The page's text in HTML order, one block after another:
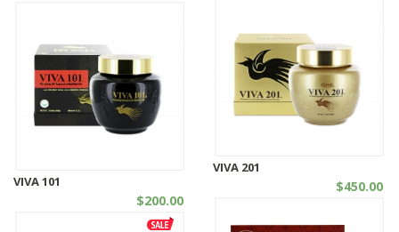
VIVA 201
$450.00
VIVA 101
$200.00